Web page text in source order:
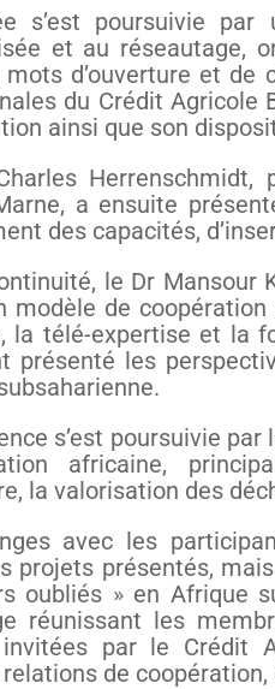
s’est poursuivie
et au réseautage,
d’ouverture et de
du Crédit Agricole
ainsi que son
a ensuite
des capacités,
le Dr Mansour
modèle de
la télé-expertise et la
présenté les
s’est poursuivie
africaine,
la valorisation des
avec les
projets présentés,
oubliés » en Afrique
réunissant les
par le Crédit
de